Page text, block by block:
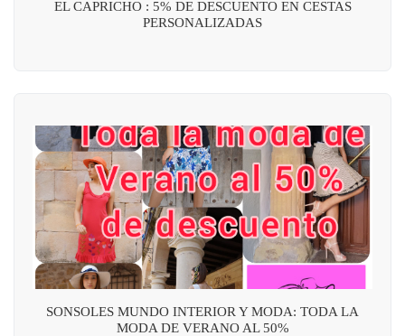
EL CAPRICHO : 5% DE DESCUENTO EN CESTAS
PERSONALIZADAS
SONSOLES MUNDO INTERIOR Y MODA: TODA LA
MODA DE VERANO AL 50%